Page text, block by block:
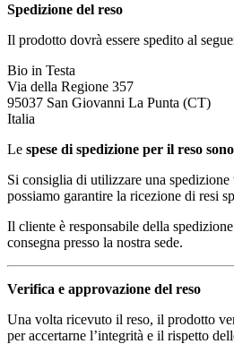
Spedizione del reso
Il prodotto dovrà essere spedito al
Bio in Testa
Via della Regione 357
95037 San Giovanni La Punta (CT)
Italia
Le spese di spedizione per il reso
Si consiglia di utilizzare una spedizione
possiamo garantire la ricezione di resi
Il cliente è responsabile della
consegna presso la nostra sede.
Verifica e approvazione del reso
Una volta ricevuto il reso, il prodotto
per accertarne l’integrità e il rispetto